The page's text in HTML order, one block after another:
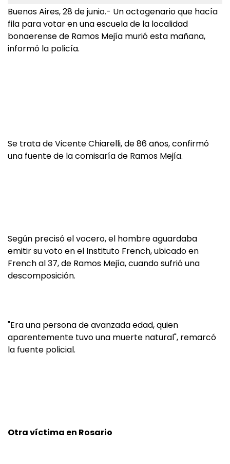
Buenos Aires, 28 de junio.- Un octogenario que hacía
fila para votar en una escuela de la localidad
bonaerense de Ramos Mejía murió esta mañana,
informó la policía.
Se trata de Vicente Chiarelli, de 86 años, confirmó
una fuente de la comisaría de Ramos Mejía.
Según precisó el vocero, el hombre aguardaba
emitir su voto en el Instituto French, ubicado en
French al 37, de Ramos Mejía, cuando sufrió una
descomposición.
"Era una persona de avanzada edad, quien
aparentemente tuvo una muerte natural", remarcó
la fuente policial.
Otra víctima en Rosario